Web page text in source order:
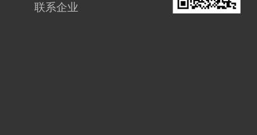
联系企业